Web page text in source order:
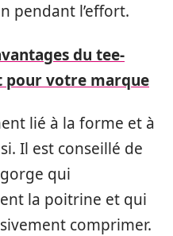
pendant l’effort.
du tee-
pour votre marque
lié à la forme et à
Il est conseillé de
qui
la poitrine et qui
comprimer.